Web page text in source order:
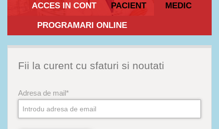
ACCES IN CONT PACIENT MEDIC
PROGRAMARI ONLINE
Fii la curent cu sfaturi si noutati
Adresa de mail*